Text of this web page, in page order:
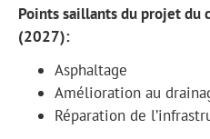
Points saillants du projet du
(2027):
Asphaltage
Amélioration au
Réparation de